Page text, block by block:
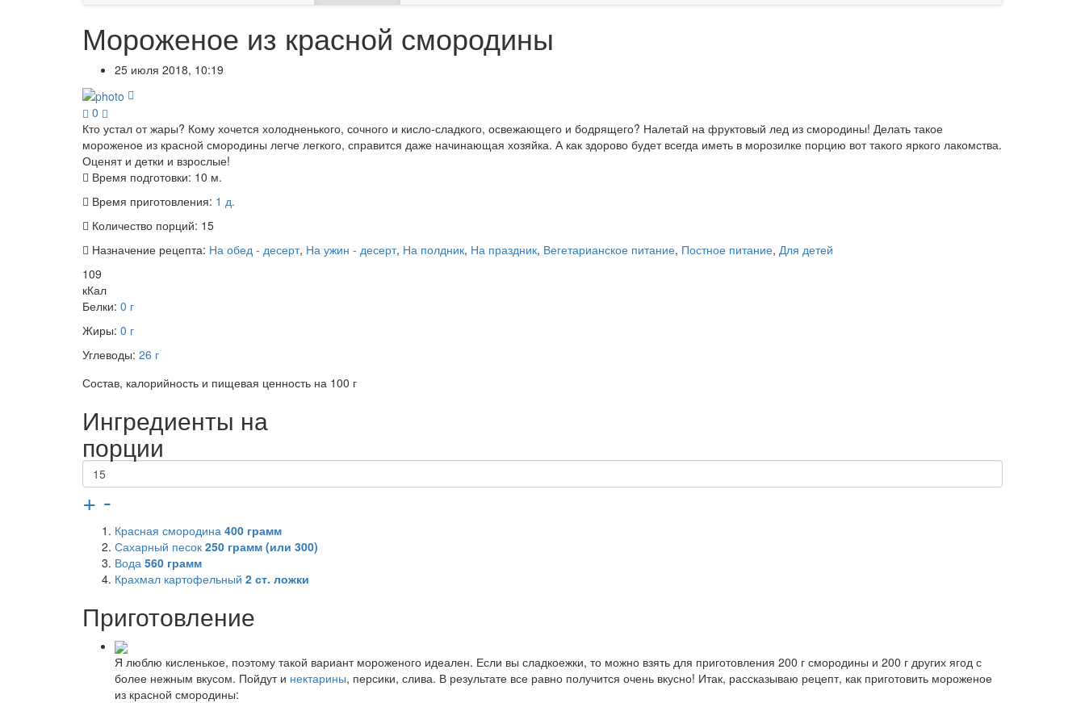
Мороженое из красной смородины
25 июля 2018, 10:19
0
Кто устал от жары? Кому хочется холодненького, сочного и кисло-сладкого, освежающего и бодрящего? Налетай на фруктовый лед из смородины! Делать такое
мороженое из красной смородины легче легкого, справится даже начинающая хозяйка. А как здорово будет всегда иметь в морозилке порцию вот такого яркого лакомства.
Оценят и детки и взрослые!
Время подготовки: 10 м.
Время приготовления: 1 д.
Количество порций: 15
Назначение рецепта: На обед - десерт, На ужин - десерт, На полдник, На праздник, Вегетарианское питание, Постное питание, Для детей
109
кКал
Белки: 0 г
Жиры: 0 г
Углеводы: 26 г
Состав, калорийность и пищевая ценность на 100 г
Ингредиенты на
порции
+ -
Красная смородина 400 грамм
Сахарный песок 250 грамм (или 300)
Вода 560 грамм
Крахмал картофельный 2 ст. ложки
Приготовление
Я люблю кисленькое, поэтому такой вариант мороженого идеален. Если вы сладкоежки, то можно взять для приготовления 200 г смородины и 200 г других ягод с
более нежным вкусом. Пойдут и нектарины, персики, слива. В результате все равно получится очень вкусно! Итак, рассказываю рецепт, как приготовить мороженое
из красной смородины: